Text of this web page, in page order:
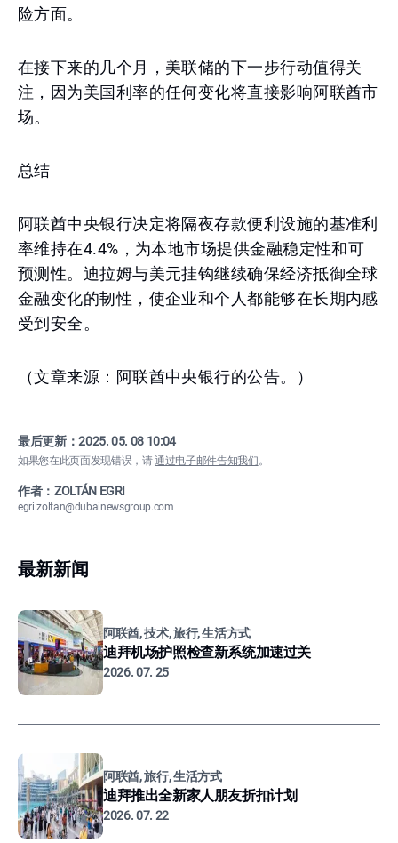
险方面。
在接下来的几个月，美联储的下一步行动值得关
注，因为美国利率的任何变化将直接影响阿联酋市
场。
总结
阿联酋中央银行决定将隔夜存款便利设施的基准利
率维持在4.4%，为本地市场提供金融稳定性和可
预测性。迪拉姆与美元挂钩继续确保经济抵御全球
金融变化的韧性，使企业和个人都能够在长期内感
受到安全。
（文章来源：阿联酋中央银行的公告。）
最后更新：2025. 05. 08 10:04
如果您在此页面发现错误，请通过电子邮件告知我们。
作者：ZOLTÁN EGRI
egri.zoltan@dubainewsgroup.com
最新新闻
阿联酋, 技术, 旅行, 生活方式
迪拜机场护照检查新系统加速过关
2026. 07. 25
阿联酋, 旅行, 生活方式
迪拜推出全新家人朋友折扣计划
2026. 07. 22